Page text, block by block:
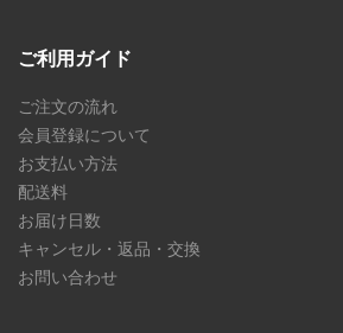
ご利用ガイド
ご注文の流れ
会員登録について
お支払い方法
配送料
お届け日数
キャンセル・返品・交換
お問い合わせ